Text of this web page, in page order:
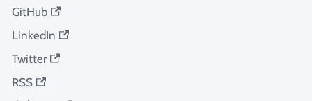
GitHub
LinkedIn
Twitter
RSS